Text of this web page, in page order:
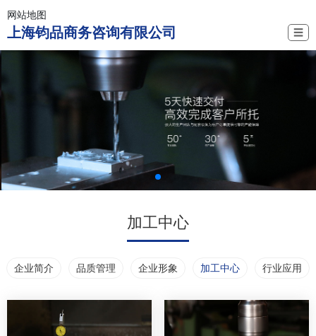
网站地图
上海钧品商务咨询有限公司 ☰
加工中心
企业简介 品质管理 企业形象 加工中心 行业应用